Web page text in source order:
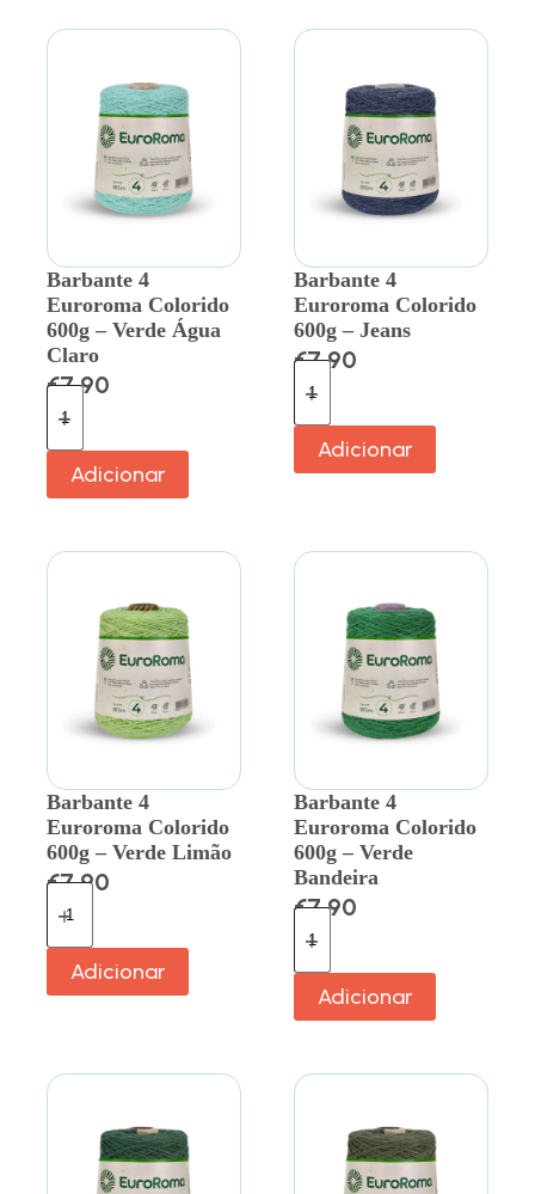
Barbante 4
Euroroma Colorido
600g – Verde Água
Claro
€7.90
Adicionar
Barbante 4
Euroroma Colorido
600g – Jeans
€7.90
Adicionar
Barbante 4
Euroroma Colorido
600g – Verde Limão
€7.90
Adicionar
Barbante 4
Euroroma Colorido
600g – Verde
Bandeira
€7.90
Adicionar